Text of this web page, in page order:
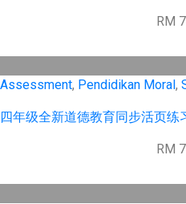
RM
Assessment, Pendidikan Moral,
四年级全新道德教育同步活页练
RM